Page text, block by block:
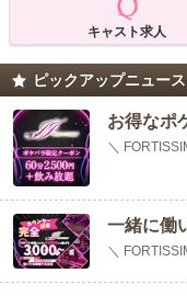
キャスト求人
ピックアップニュース
お得なポ
＼
一緒に働
＼